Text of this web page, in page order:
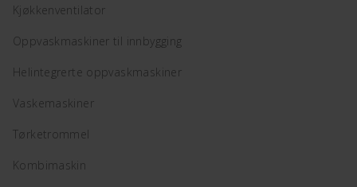
Kjøkkenventilator
Oppvaskmaskiner til innbygging
Helintegrerte oppvaskmaskiner
Vaskemaskiner
Tørketrommel
Kombimaskin